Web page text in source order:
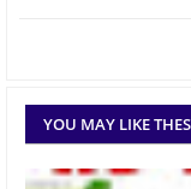
YOU MAY LIKE